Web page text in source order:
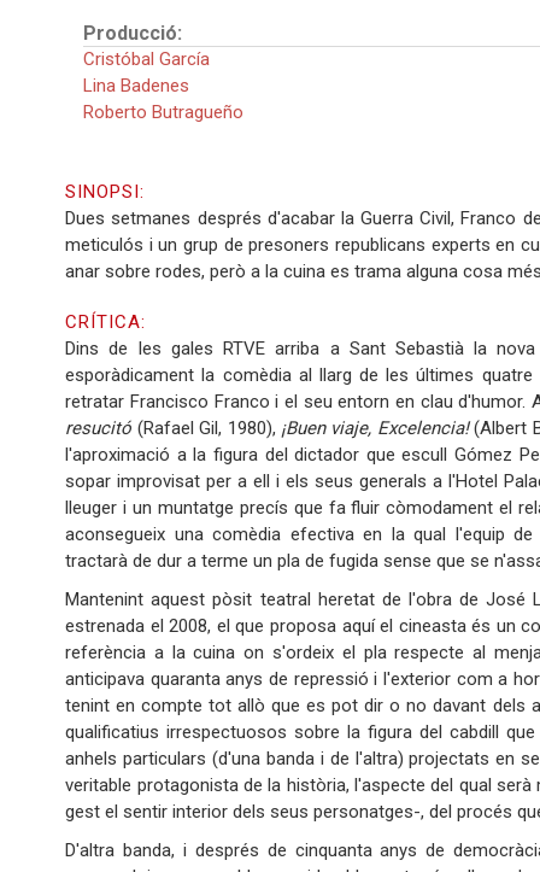
Producció:
Cristóbal García
Lina Badenes
Roberto Butragueño
SINOPSI:
Dues setmanes després d'acabar la Guerra Civil, Franco
meticulós i un grup de presoners republicans experts en
anar sobre rodes, però a la cuina es trama alguna cosa
CRÍTICA:
Dins de les gales RTVE arriba a Sant Sebastià la
esporàdicament la comèdia al llarg de les últimes
retratar Francisco Franco i el seu entorn en clau
resucitó (Rafael Gil, 1980), ¡Buen viaje, Excelencia!(Albert
l'aproximació a la figura del dictador que escull Gómez
sopar improvisat per a ell i els seus generals a l'Hotel
lleuger i un muntatge precís que fa fluir còmodament el
aconsegueix una comèdia efectiva en la qual l'equip
tractarà de dur a terme un pla de fugida sense que se
Mantenint aquest pòsit teatral heretat de l'obra de
estrenada el 2008, el que proposa aquí el cineasta és un
referència a la cuina on s'ordeix el pla respecte al
anticipava quaranta anys de repressió i l'exterior com a
tenint en compte tot allò que es pot dir o no davant dels
qualificatius irrespectuosos sobre la figura del cabdill
anhels particulars (d'una banda i de l'altra) projectats en
veritable protagonista de la història, l'aspecte del qual
gest el sentir interior dels seus personatges-, del procés
D'altra banda, i després de cinquanta anys de